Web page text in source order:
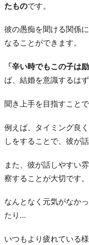
たものです。
彼の愚痴を聞ける関係
なることができます。
「辛い時でもこの子は
ば、結婚を意識するはず
聞き上手を目指すことで
例えば、タイミング良
しをすることで、彼が
また、彼が話しやすい
察することが大切です。
なんとなく元気がなか
たり…
いつもより疲れている